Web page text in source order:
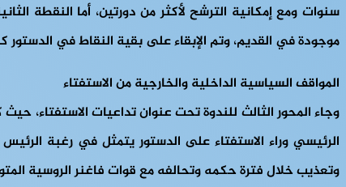
سنوات ومع إمكانية الترشح لأكثر من دورتين، أما النقطة
موجودة في القديم، وتم الإبقاء على بقية النقاط في الدستور
المواقف السياسية الداخلية والخارجية من الاستفتاء
وجاء المحور الثالث للندوة تحت عنوان تداعيات الاستفتاء،
الرئيسي وراء الاستفتاء على الدستور يتمثل في رغبة
وتعذيب خلال فترة حكمه وتحالفه مع قوات فاغنر الروسية